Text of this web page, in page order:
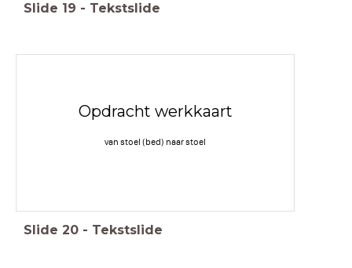
Slide 19 - Tekstslide
Opdracht werkkaart
van stoel (bed) naar stoel
Slide 20 - Tekstslide